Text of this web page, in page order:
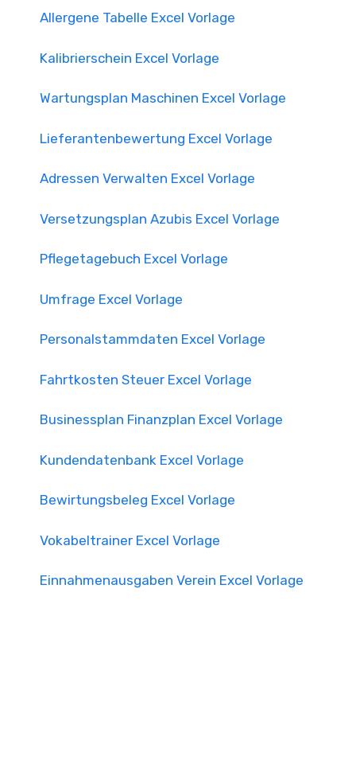
Allergene Tabelle Excel Vorlage
Kalibrierschein Excel Vorlage
Wartungsplan Maschinen Excel Vorlage
Lieferantenbewertung Excel Vorlage
Adressen Verwalten Excel Vorlage
Versetzungsplan Azubis Excel Vorlage
Pflegetagebuch Excel Vorlage
Umfrage Excel Vorlage
Personalstammdaten Excel Vorlage
Fahrtkosten Steuer Excel Vorlage
Businessplan Finanzplan Excel Vorlage
Kundendatenbank Excel Vorlage
Bewirtungsbeleg Excel Vorlage
Vokabeltrainer Excel Vorlage
Einnahmenausgaben Verein Excel Vorlage